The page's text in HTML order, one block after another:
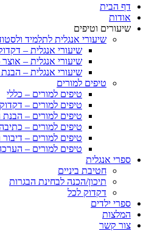
דף הבית
אודות
שיעורים וטיפים
שיעורי אנגלית לתלמיד
שיעורי אנגלית –
שיעורי אנגלית – אוצר
שיעורי אנגלית –
טיפים למורים
טיפים למורים – כללי
טיפים למורים – דקדוק
טיפים למורים –
טיפים למורים –
טיפים למורים –
טיפים למורים –
ספרי אנגלית
חטיבת ביניים
תיכון/הכנה לבחינת הבגרות
דקדוק לכל
ספרי ילדים
המלצות
צור קשר